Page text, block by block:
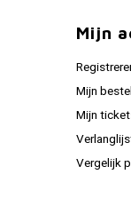
Mijn
Mijn
Mijn
Vergelijk